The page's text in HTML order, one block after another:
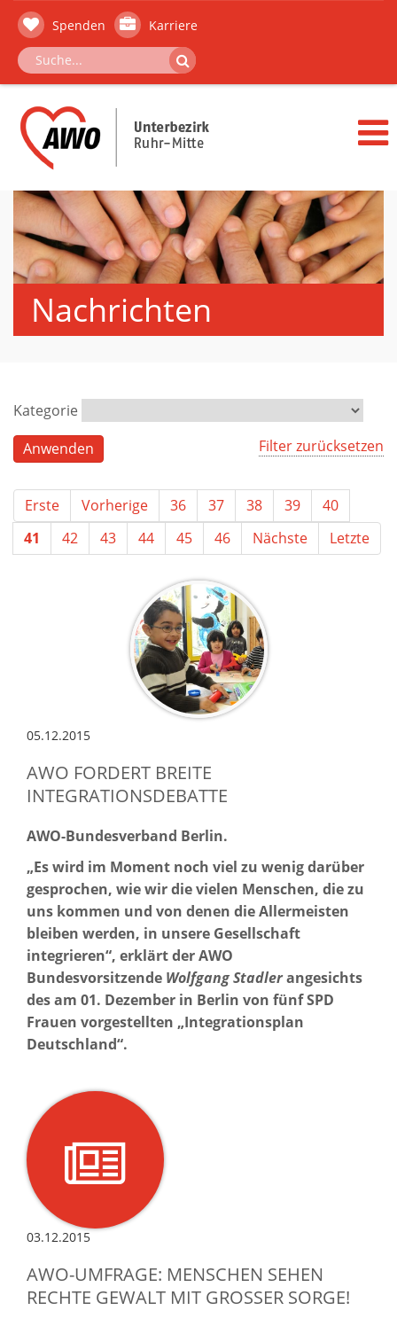
Spenden Karriere
Nachrichten
Kategorie
Filter zurücksetzen
Erste Vorherige 36 37 38 39
40
41
42 43 44 45 46 Nächste Letzte
05.12.2015
AWO FORDERT BREITE
INTEGRATIONSDEBATTE
AWO-Bundesverband Berlin.
„Es wird im Moment noch viel zu wenig darüber
gesprochen, wie wir die vielen Menschen, die zu
uns kommen und von denen die Allermeisten
bleiben werden, in unsere Gesellschaft
integrieren“, erklärt der AWO
Bundesvorsitzende Wolfgang Stadlerangesichts
des am 01. Dezember in Berlin von fünf SPD
Frauen vorgestellten „Integrationsplan
Deutschland“.
03.12.2015
AWO-UMFRAGE: MENSCHEN SEHEN
RECHTE GEWALT MIT GROSSER SORGE!